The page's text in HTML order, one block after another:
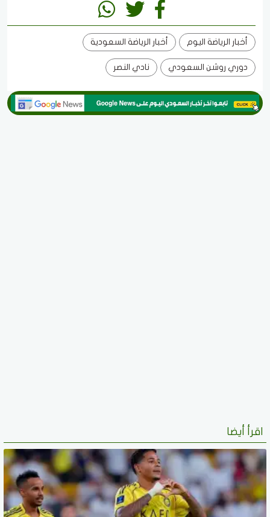
أخبار الرياضة اليوم أخبار الرياضة السعودية
دوري روشن السعودي نادي النصر
اقرأ أيضا